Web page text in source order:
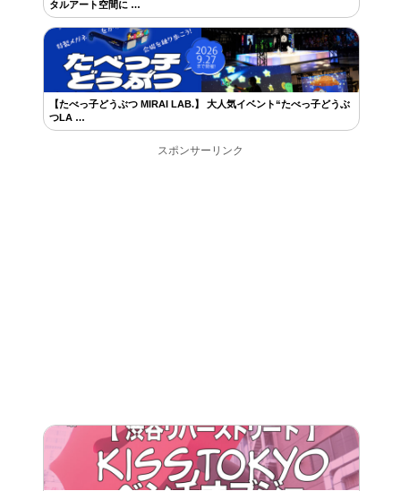
タルアート空間に …
【たべっ子どうぶつ MIRAI LAB.】 大人気イベント“たべっ子どうぶ
つLA …
スポンサーリンク